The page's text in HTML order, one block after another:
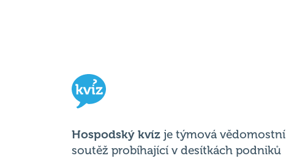
Hospodský kvíz je týmová vědomostní
soutěž probíhající v desítkách podniků